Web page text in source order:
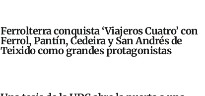
Ferrolterra conquista ‘Viajeros Cuatro’ con
Ferrol, Pantín, Cedeira y San Andrés de
Teixido como grandes protagonistas